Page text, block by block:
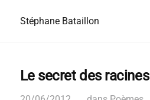
Stéphane Bataillon
Le secret des racines